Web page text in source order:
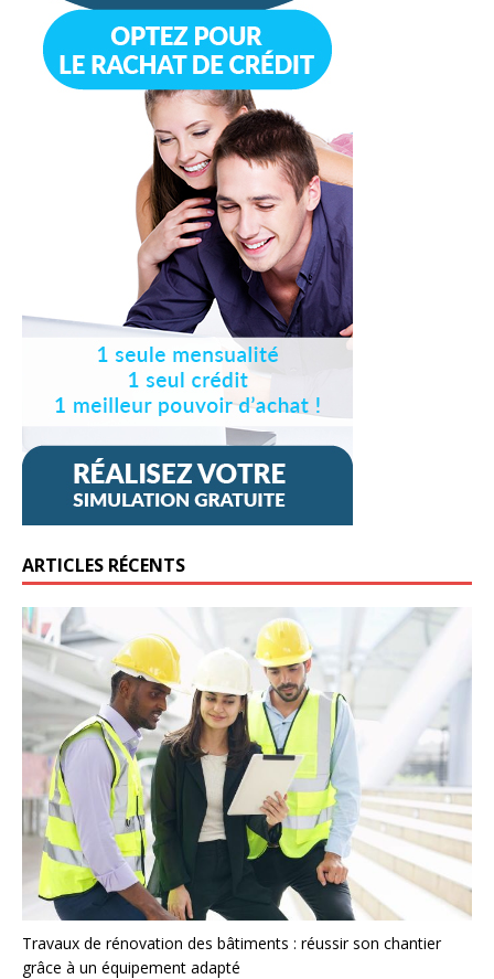
ARTICLES RÉCENTS
Travaux de rénovation des bâtiments : réussir son chantier
grâce à un équipement adapté